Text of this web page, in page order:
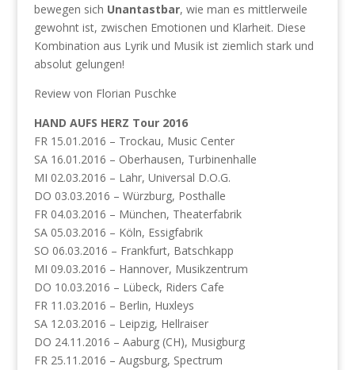
bewegen sich Unantastbar, wie man es mittlerweile
gewohnt ist, zwischen Emotionen und Klarheit. Diese
Kombination aus Lyrik und Musik ist ziemlich stark und
absolut gelungen!
Review von Florian Puschke
HAND AUFS HERZ Tour 2016
FR 15.01.2016 – Trockau, Music Center
SA 16.01.2016 – Oberhausen, Turbinenhalle
MI 02.03.2016 – Lahr, Universal D.O.G.
DO 03.03.2016 – Würzburg, Posthalle
FR 04.03.2016 – München, Theaterfabrik
SA 05.03.2016 – Köln, Essigfabrik
SO 06.03.2016 – Frankfurt, Batschkapp
MI 09.03.2016 – Hannover, Musikzentrum
DO 10.03.2016 – Lübeck, Riders Cafe
FR 11.03.2016 – Berlin, Huxleys
SA 12.03.2016 – Leipzig, Hellraiser
DO 24.11.2016 – Aaburg (CH), Musigburg
FR 25.11.2016 – Augsburg, Spectrum